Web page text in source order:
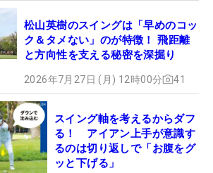
松山英樹のスイングは「早めのコッ
ク＆タメない」のが特徴！ 飛距離
と方向性を支える秘密を深掘り
2026年7月27日 (月) 12時00分 41
スイング軸を考えるからダフ
る！ アイアン上手が意識す
るのは切り返しで「お腹をグ
ッと下げる」